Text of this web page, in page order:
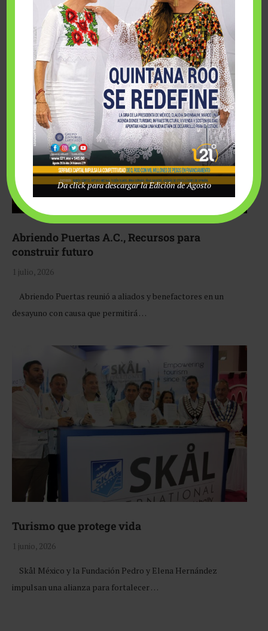
Fairmont Mayakoba y Make-A-Wish México unieron
esfuerzos para hacer realidad el deseo de una …
Abriendo Puertas A.C., Recursos para
construir futuro
1 julio, 2026
Abriendo Puertas reunió a aliados y benefactores en un
desayuno con causa que permitirá …
Turismo que protege vida
1 junio, 2026
Skål México y la Fundación Pedro y Elena Hernández
impulsan una alianza para fortalecer …
Da click para descargar la Edición de Agosto